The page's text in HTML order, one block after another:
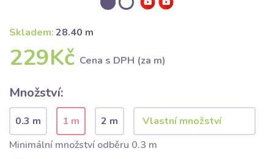
Skladem:28.40 m
229Kč Cena s DPH (za m)
Množství:
0.3 m 1 m
2 m
Minimální množství odběru 0.3 m